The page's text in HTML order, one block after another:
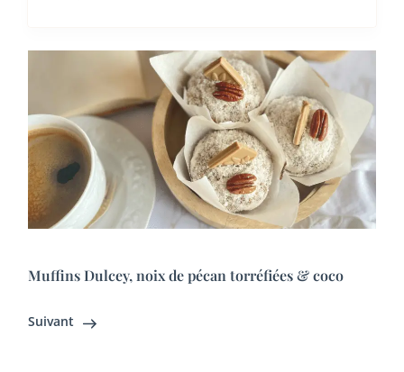
Muffins Dulcey, noix de pécan torréfiées & coco
Suivant